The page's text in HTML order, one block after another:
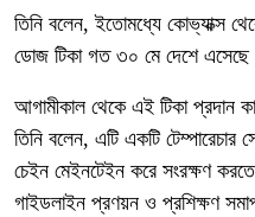
তিনি বলেন, ইতোমধ্যে কোভ্যাক্স
ডোজ টিকা গত ৩০ মে দেশে
আগামীকাল থেকে এই টিকা প্রদান
তিনি বলেন, এটি একটি টেম্পারেচার
চেইন মেইনটেইন করে সংরক্ষণ
গাইডলাইন প্রণয়ন ও প্রশিক্ষণ